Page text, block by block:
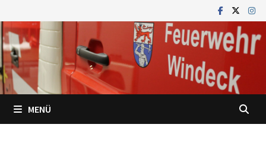
Inhalt
springen
MENÜ